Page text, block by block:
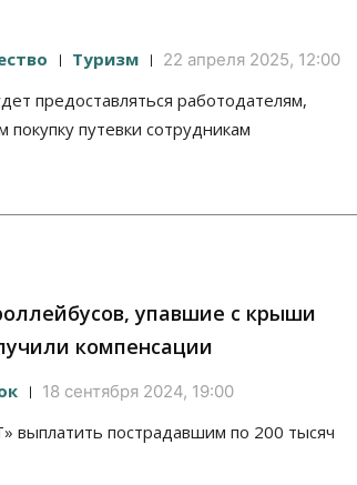
Туризм 22 апреля 2025, 12:00
предоставляться работодателям,
путевки сотрудникам
упавшие с крыши
компенсации
18 сентября 2024, 19:00
выплатить пострадавшим по 200 тысяч